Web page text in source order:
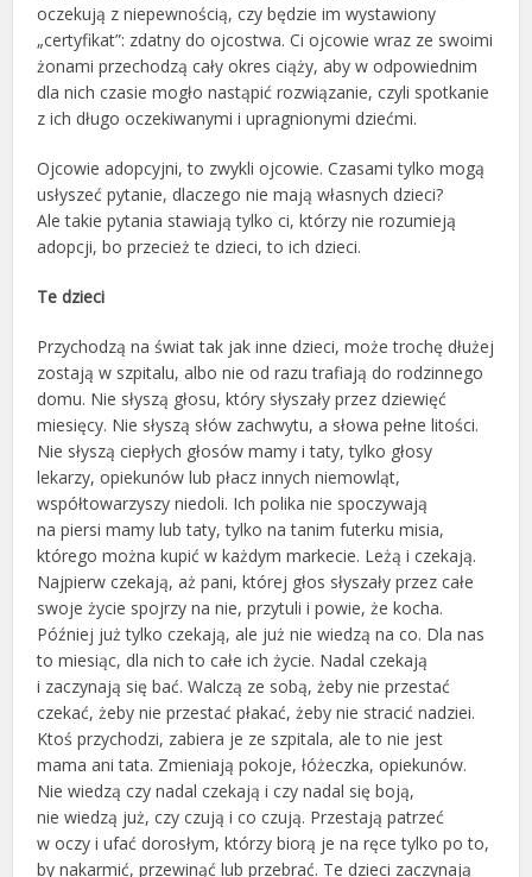
oczekują z niepewnością, czy będzie im wystawiony
„certyfikat”: zdatny do ojcostwa. Ci ojcowie wraz ze swoimi
żonami przechodzą cały okres ciąży, aby w odpowiednim
dla nich czasie mogło nastąpić rozwiązanie, czyli spotkanie
z ich długo oczekiwanymi i upragnionymi dziećmi.
Ojcowie adopcyjni, to zwykli ojcowie. Czasami tylko mogą
usłyszeć pytanie, dlaczego nie mają własnych dzieci?
Ale takie pytania stawiają tylko ci, którzy nie rozumieją
adopcji, bo przecież te dzieci, to ich dzieci.
Te dzieci
Przychodzą na świat tak jak inne dzieci, może trochę dłużej
zostają w szpitalu, albo nie od razu trafiają do rodzinnego
domu. Nie słyszą głosu, który słyszały przez dziewięć
miesięcy. Nie słyszą słów zachwytu, a słowa pełne litości.
Nie słyszą ciepłych głosów mamy i taty, tylko głosy
lekarzy, opiekunów lub płacz innych niemowląt,
współtowarzyszy niedoli. Ich polika nie spoczywają
na piersi mamy lub taty, tylko na tanim futerku misia,
którego można kupić w każdym markecie. Leżą i czekają.
Najpierw czekają, aż pani, której głos słyszały przez całe
swoje życie spojrzy na nie, przytuli i powie, że kocha.
Później już tylko czekają, ale już nie wiedzą na co. Dla nas
to miesiąc, dla nich to całe ich życie. Nadal czekają
i zaczynają się bać. Walczą ze sobą, żeby nie przestać
czekać, żeby nie przestać płakać, żeby nie stracić nadziei.
Ktoś przychodzi, zabiera je ze szpitala, ale to nie jest
mama ani tata. Zmieniają pokoje, łóżeczka, opiekunów.
Nie wiedzą czy nadal czekają i czy nadal się boją,
nie wiedzą już, czy czują i co czują. Przestają patrzeć
w oczy i ufać dorosłym, którzy biorą je na ręce tylko po to,
by nakarmić, przewinąć lub przebrać. Te dzieci zaczynają